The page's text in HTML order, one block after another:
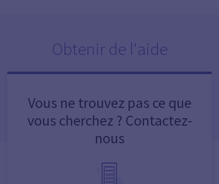
Obtenir de l'aide
Vous ne trouvez pas ce que
vous cherchez ? Contactez-
nous